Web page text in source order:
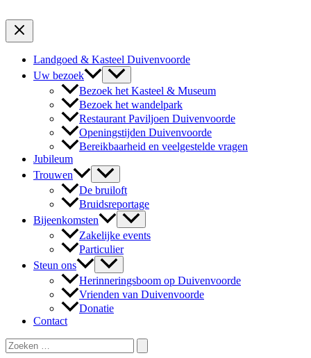
Landgoed & Kasteel Duivenvoorde
Uw bezoek
Bezoek het Kasteel & Museum
Bezoek het wandelpark
Restaurant Paviljoen Duivenvoorde
Openingstijden Duivenvoorde
Bereikbaarheid en veelgestelde vragen
Jubileum
Trouwen
De bruiloft
Bruidsreportage
Bijeenkomsten
Zakelijke events
Particulier
Steun ons
Herinneringsboom op Duivenvoorde
Vrienden van Duivenvoorde
Donatie
Contact
Zoeken